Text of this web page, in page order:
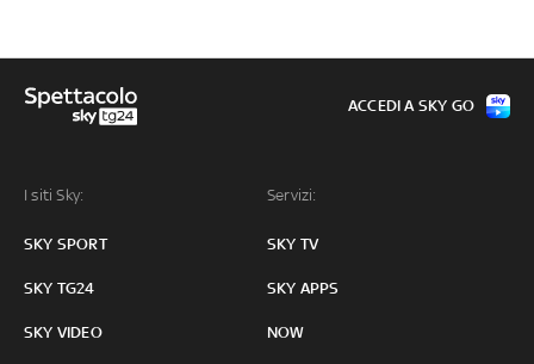
I siti Sky:
SKY SPORT
SKY TG24
SKY VIDEO
Servizi:
SKY TV
SKY APPS
NOW
ACCEDI A SKY GO